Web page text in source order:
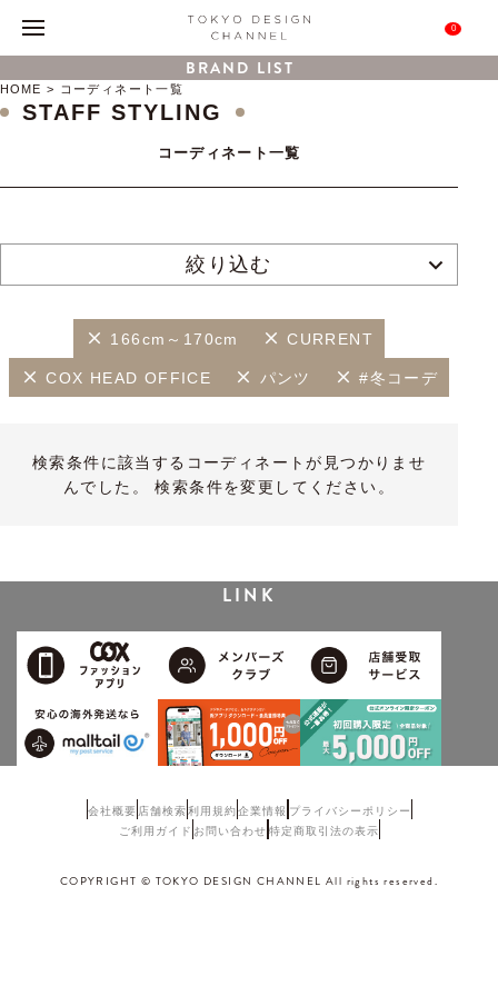
0
BRAND LIST
HOME コーディネート一覧
STAFF STYLING
コーディネート一覧
絞り込む
166cm～170cm CURRENT
COX HEAD OFFICE パンツ #冬コーデ
検索条件に該当するコーディネートが見つかりませ
んでした。 検索条件を変更してください。
LINK
会社概要 店舗検索利用規約企業情報 プライバシーポリシー
ご利用ガイド お問い合わせ 特定商取引法の表示
COPYRIGHT © TOKYO DESIGN CHANNEL All rights reserved.